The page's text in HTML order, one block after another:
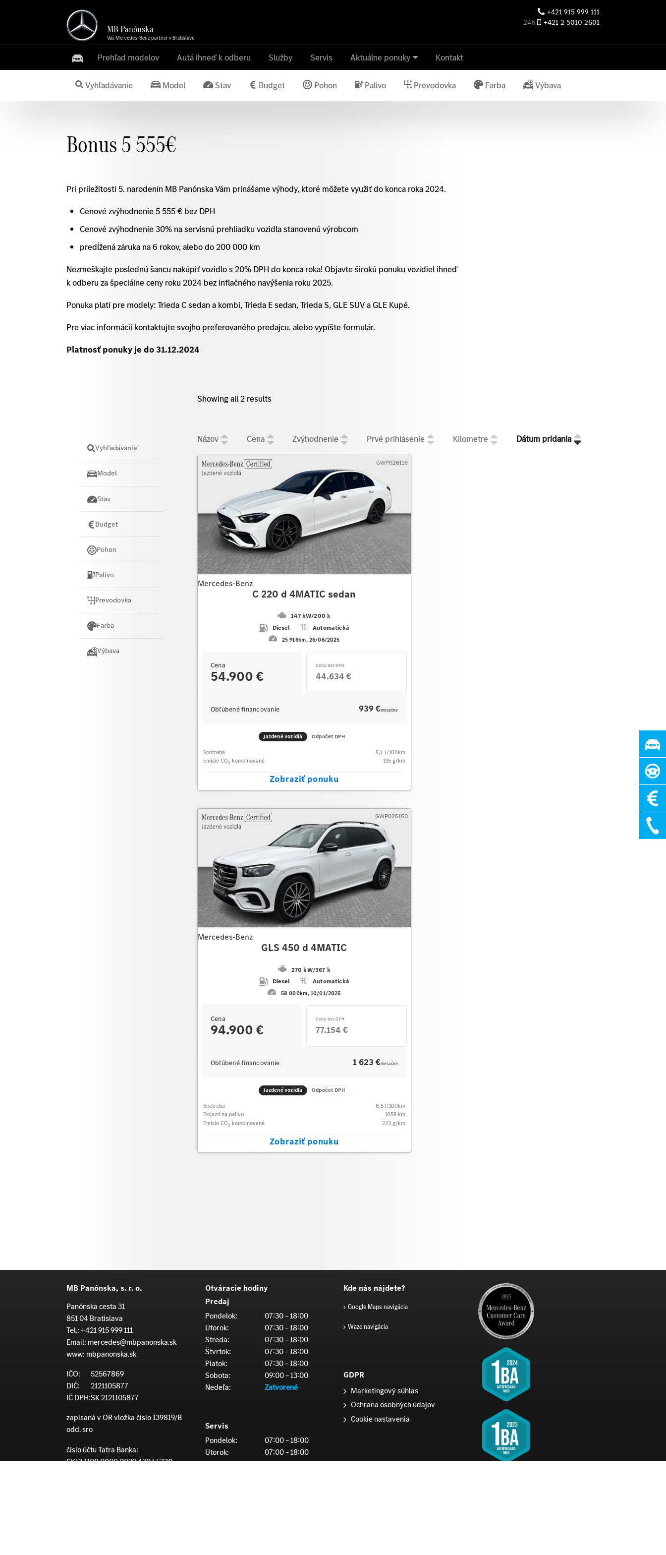
MB Panónska
Váš Mercedes-Benz partner v Bratislave
+421 915 999 111
24h
+421 2 5010 2601
Prehľad modelov Autá ihneď k odberu Služby Servis Aktuálne ponuky Kontakt
Vyhľadávanie Model Stav Budget Pohon Palivo Prevodovka Farba Výbava
Bonus 5 555€
Pri príležitosti 5. narodenín MB Panónska Vám prinášame výhody, ktoré môžete využiť do konca roka 2024.
Cenové zvýhodnenie 5 555 € bez DPH
Cenové zvýhodnenie 30% na servisnú prehliadku vozidla stanovenú výrobcom
predĺžená záruka na 6 rokov, alebo do 200 000 km
Nezmeškajte poslednú šancu nakúpiť vozidlo s 20% DPH do konca roka! Objavte širokú ponuku vozidiel ihneď
k odberu za špeciálne ceny roku 2024 bez inflačného navýšenia roku 2025.
Ponuka platí pre modely: Trieda C sedan a kombi, Trieda E sedan, Trieda S, GLE SUV a GLE Kupé.
Pre viac informácií kontaktujte svojho preferovaného predajcu, alebo vypíšte formulár.
Platnosť ponuky je do 31.12.2024
Showing all 2 results
Názov Cena Zvýhodnenie Prvé prihlásenie Kilometre Dátum pridania
Mercedes-Benz
C 220 d 4MATIC sedan
147 kW/200 k
Diesel
Automatická
25 916km 26/06/2025
GWP026116
Cena
54.900 €
Cena bez DPH
44.634 €
Obľúbené financovanie 939 €mesačne
Jazdené vozidlá Odpočet DPH
Spotreba 5,1 l/100km
Emisie CO2 kombinované 135 g/km
Zobraziť ponuku
Mercedes-Benz
GLS 450 d 4MATIC
270 kW/367 k
Diesel
Automatická
58 000km 10/01/2025
GWP025150
Cena
94.900 €
Cena bez DPH
77.154 €
Obľúbené financovanie 1 623 €mesačne
Jazdené vozidlá Odpočet DPH
Spotreba 8.5 l/100km
Dojazd na palivo
1059 km
Emisie CO2 kombinované 223 g/km
Zobraziť ponuku
Vyhľadávanie
Model
Stav
Budget
Pohon
Palivo
Prevodovka
Farba
Výbava
MB Panónska, s. r. o.
Panónska cesta 31
851 04 Bratislava
Tel.:+421 915 999 111
Email: mercedes@mbpanonska.sk
www: mbpanonska.sk
IČO:
52567869
DIČ:
2121105877
IČ DPH:SK 2121105877
zapísaná v OR vložka číslo 139819/B
odd. sro
číslo účtu Tatra Banka:
SK13 1100 0000 0029 4307 5330
Otváracie hodiny
Predaj
Pondelok:
07:30 – 18:00
Utorok:
07:30 – 18:00
Streda:
07:30 – 18:00
Štvrtok:
07:30 – 18:00
Piatok:
07:30 – 18:00
Sobota:
09:00 – 13:00
Nedeľa:
Zatvorené
Servis
Pondelok:
07:00 – 18:00
Utorok:
07:00 – 18:00
Streda:
07:00 – 18:00
Kde nás nájdete?
Google Maps navigácia
Waze navigácia
GDPR
Marketingový súhlas
Ochrana osobných údajov
Cookie nastavenia